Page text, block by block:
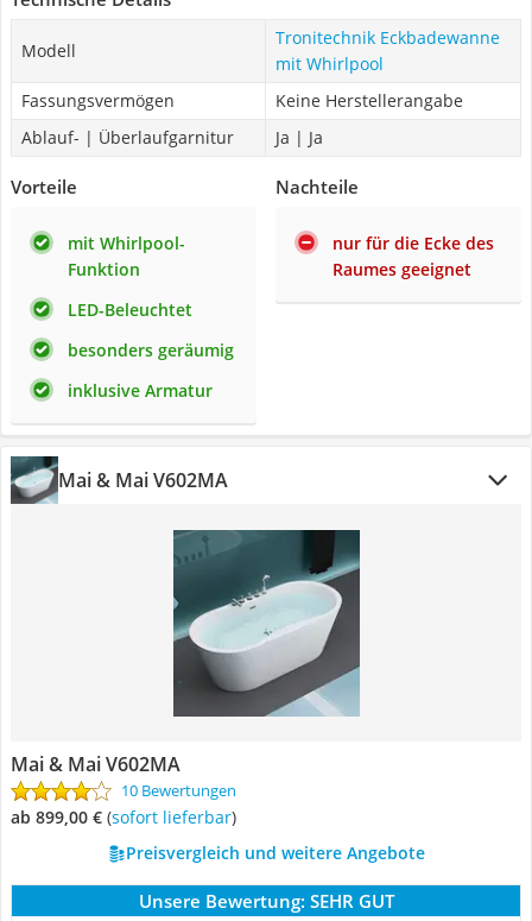
Modell
Tronitechnik Eckbadewanne
mit Whirlpool
Fassungsvermögen
Keine Herstellerangabe
Ablauf- | Überlaufgarnitur
Ja | Ja
Vorteile
mit Whirlpool-
Funktion
LED-Beleuchtet
besonders geräumig
inklusive Armatur
Nachteile
nur für die Ecke des
Raumes geeignet
Mai & Mai V602MA
Mai & Mai V602MA
10 Bewertungen
ab 899,00 € ( Sofort lieferbar)
Preisvergleich und weitere Angebote
Unsere Bewertung: SEHR GUT